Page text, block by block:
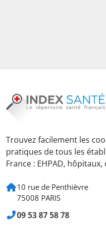
Trouvez facilement les
pratiques de tous les
France : EHPAD,
10 rue de Penthièvre
75008 PARIS
09 53 87 58 78